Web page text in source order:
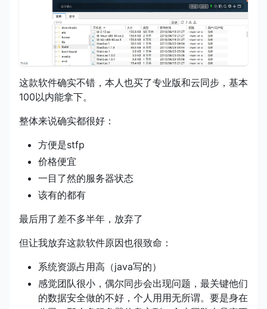
这款软件确实不错，本人也买了专业版和云同步，基本
100以内能拿下。
整体来说确实都很好：
方便是stfp
价格便宜
一目了然的服务器状态
该有的都有
最后用了差不多半年，放弃了
但让我放弃这款软件原因也很致命：
系统资源占用高（java写的）
感觉团队很小，偶尔同步会出现问题，最关键他们
的数据安全做的不好，个人用用无所谓。要是身在